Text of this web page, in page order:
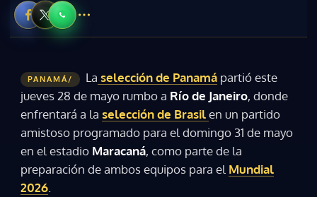
PANAMÁ/ La selección de Panamápartió este
jueves 28 de mayo rumbo a Río de Janeiro, donde
enfrentará a la selección de Brasilen un partido
amistoso programado para el domingo 31 de mayo
en el estadio Maracaná, como parte de la
preparación de ambos equipos para el Mundial
2026